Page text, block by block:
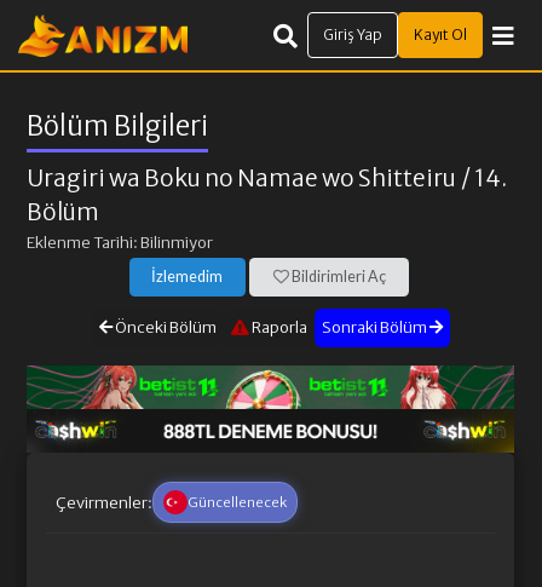
Giriş Yap Kayıt Ol
Bölüm Bilgileri
Uragiri wa Boku no Namae wo Shitteiru / 14.
Bölüm
Eklenme Tarihi: Bilinmiyor
İzlemedim Bildirimleri Aç
Önceki Bölüm Raporla Sonraki Bölüm
Çevirmenler: Güncellenecek